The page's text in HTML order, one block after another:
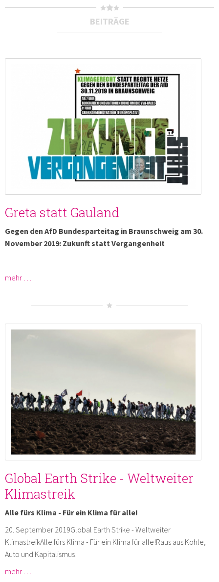
BEITRÄGE
Greta statt Gauland
Gegen den AfD Bundesparteitag in Braunschweig am 30.
November 2019: Zukunft statt Vergangenheit
mehr …
Global Earth Strike - Weltweiter
Klimastreik
Alle fürs Klima - Für ein Klima für alle!
20. September 2019Global Earth Strike - Weltweiter
KlimastreikAlle fürs Klima - Für ein Klima für alle!Raus aus Kohle,
Auto und Kapitalismus!
mehr …